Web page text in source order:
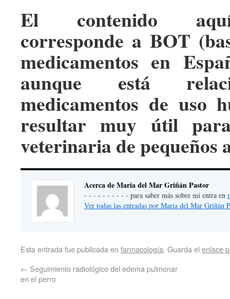
El contenido
corresponde a BOT
medicamentos en
aunque está
medicamentos de uso
resultar muy útil
veterinaria de pequeños
Acerca de Maria del Mar Griñán Pastor
- - - - - - - - - - para saber más sobre mí entra en
Ver todas las entradas por Maria del Mar Griñán
Esta entrada fue publicada en farmacología. Guarda el enlace
← Seguimiento radiológico del edema pulmonar
en el perro